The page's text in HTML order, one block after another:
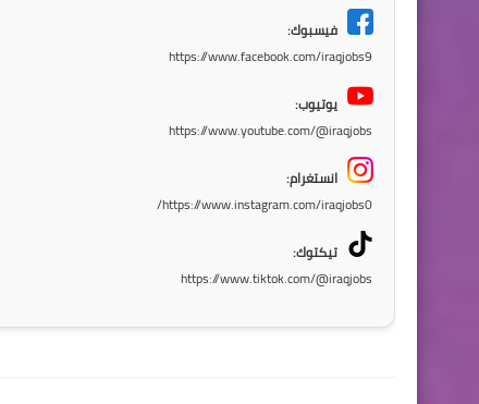
فيسبوك:
https://www.facebook.com/iraqjobs9
يوتيوب:
https://www.youtube.com/@iraqjobs
انستغرام:
https://www.instagram.com/iraqjobs0/
تيكتوك:
https://www.tiktok.com/@iraqjobs